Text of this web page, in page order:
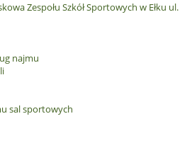
Zespołu Szkół Sportowych w Ełku ul.
najmu
sal sportowych